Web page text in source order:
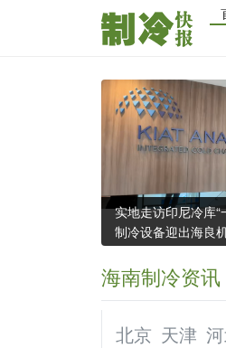
实地走访印尼冷库“
制冷设备迎出海良
海南制冷资讯
北京 天津